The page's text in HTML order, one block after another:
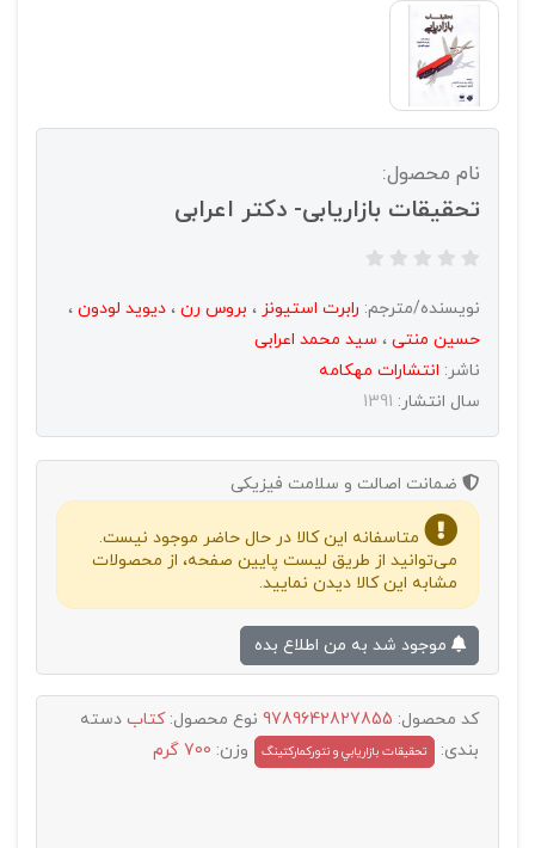
نام محصول:
تحقیقات بازاریابی- دکتر اعرابی
نویسنده/مترجم: رابرت استیونز ، بروس رن ، دیوید لودون ،
حسین منتی ، سید محمد اعرابی
ناشر: انتشارات مهكامه
سال انتشار: 1391
ضمانت اصالت و سلامت فیزیکی
متاسفانه این کالا در حال حاضر موجود نیست.
می‌توانید از طریق لیست پایین صفحه، از محصولات
مشابه این کالا دیدن نمایید.
کد محصول: 9789642827855 نوع محصول:کتاب دسته
بندی:
تحقيقات بازاريابي و نتورکمارکتينگ وزن: 700 گرم